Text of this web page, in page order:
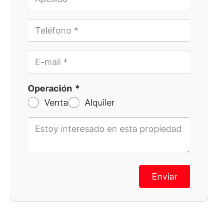
Operación
Venta
Alquiler
Enviar